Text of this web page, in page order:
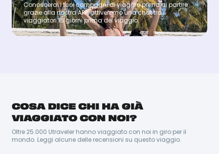
Conoscerai i tuoi compagni di viaggio prima di partire
grazie alla nostra APP: attiveremo una chat tra i
viaggiatori 15 giorni prima del viaggio.
Coach
SANTOS
Da vera persona caraibica che si rispetti, Santos ama
stare in compagnia e trascinare i suoi amici in nuove
avventure. Essendo nato e cresciuto in Repubblica
Dominicana, Santos sa proprio tutto della
destinazione. Ovviamente la cosa che gli viene meglio
è ballare la salsa! Per lui è molto semplice catturare
COSA DICE CHI HA GIÀ
VIAGGIATO CON NOI?
Oltre 25.000 Utraveler hanno viaggiato con noi in giro per il
mondo. Leggi alcune delle recensioni su questo viaggio.